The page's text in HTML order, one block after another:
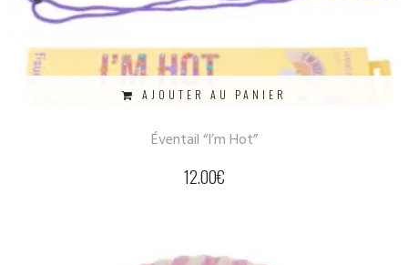
AJOUTER AU PANIER
Éventail “I’m Hot”
12.00€